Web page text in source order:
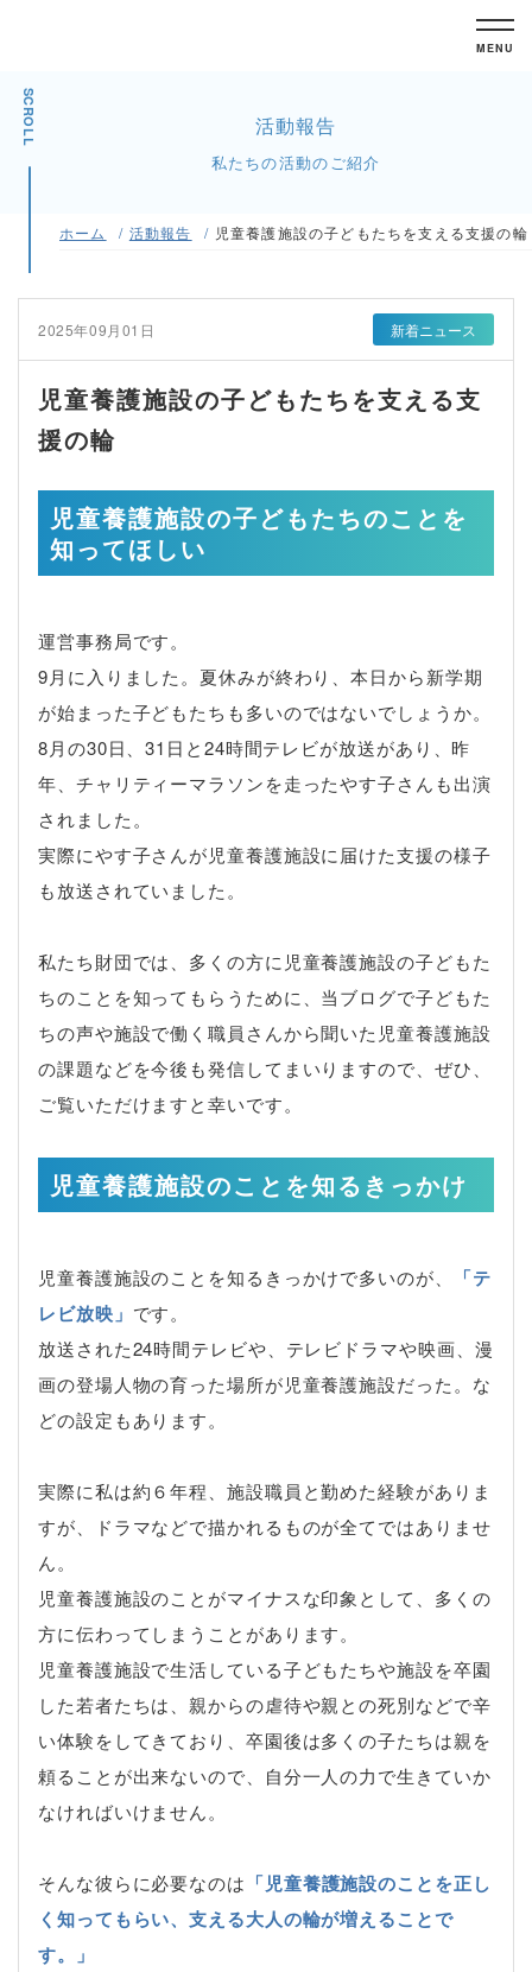
MENU
SCROLL 活動報告
私たちの活動のご紹介
ホーム 活動報告 児童養護施設の子どもたちを支える支援の輪
2025年09月01日 新着ニュース
児童養護施設の子どもたちを支える支
援の輪
児童養護施設の子どもたちのことを
知ってほしい
運営事務局です。
9月に入りました。夏休みが終わり、本日から新学期
が始まった子どもたちも多いのではないでしょうか。
8月の30日、31日と24時間テレビが放送があり、昨
年、チャリティーマラソンを走ったやす子さんも出演
されました。
実際にやす子さんが児童養護施設に届けた支援の様子
も放送されていました。
私たち財団では、多くの方に児童養護施設の子どもた
ちのことを知ってもらうために、当ブログで子どもた
ちの声や施設で働く職員さんから聞いた児童養護施設
の課題などを今後も発信してまいりますので、ぜひ、
ご覧いただけますと幸いです。
児童養護施設のことを知るきっかけ
児童養護施設のことを知るきっかけで多いのが、
「テ
レビ放映」 です。
放送された24時間テレビや、テレビドラマや映画、漫
画の登場人物の育った場所が児童養護施設だった。な
どの設定もあります。
実際に私は約６年程、施設職員と勤めた経験がありま
すが、ドラマなどで描かれるものが全てではありませ
ん。
児童養護施設のことがマイナスな印象として、多くの
方に伝わってしまうことがあります。
児童養護施設で生活している子どもたちや施設を卒園
した若者たちは、親からの虐待や親との死別などで辛
い体験をしてきており、卒園後は多くの子たちは親を
頼ることが出来ないので、自分一人の力で生きていか
なければいけません。
そんな彼らに必要なのは 「児童養護施設のことを正し
く知ってもらい、支える大人の輪が増えることで
す。」